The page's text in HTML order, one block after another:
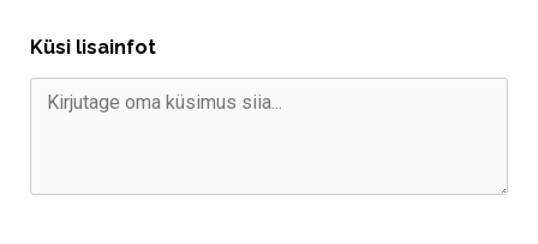
Küsi lisainfot